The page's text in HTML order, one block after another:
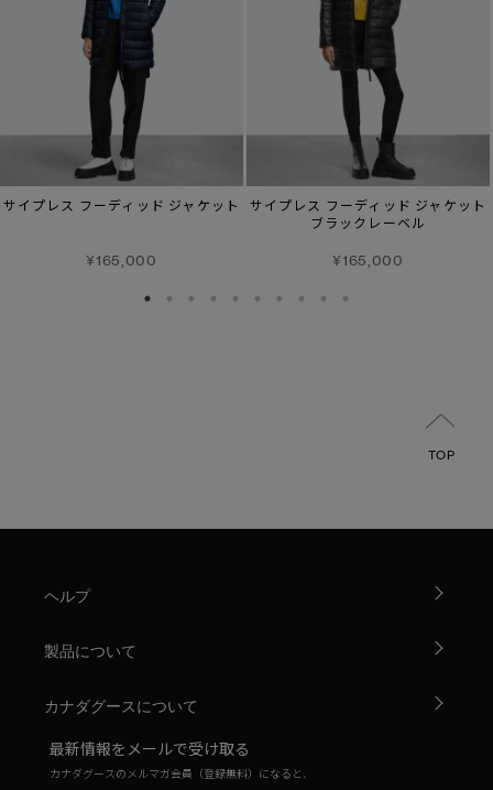
サイプレス フーディッド ジャケット
¥165,000
サイプレス フーディッド ジャケット
ブラックレーベル
¥165,000
TOP
ヘルプ
製品について
カナダグースについて
最新情報をメールで受け取る
カナダグースのメルマガ会員（登録無料）になると、